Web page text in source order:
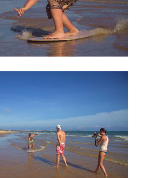
Видео
Места катания
Наши станции
Ветратория.Дахаб
Ветратория.Вьетнам
Цены
Виндсерфингу
виндсерфинга и винг фойла